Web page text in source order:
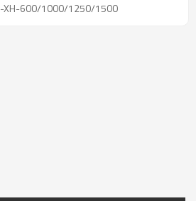
XH-600/1000/1250/1500